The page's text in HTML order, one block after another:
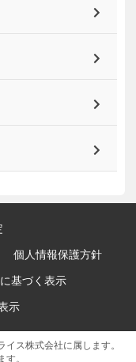
個人情報保護方針
基づく表示
示
ス株式会社に属します。
。